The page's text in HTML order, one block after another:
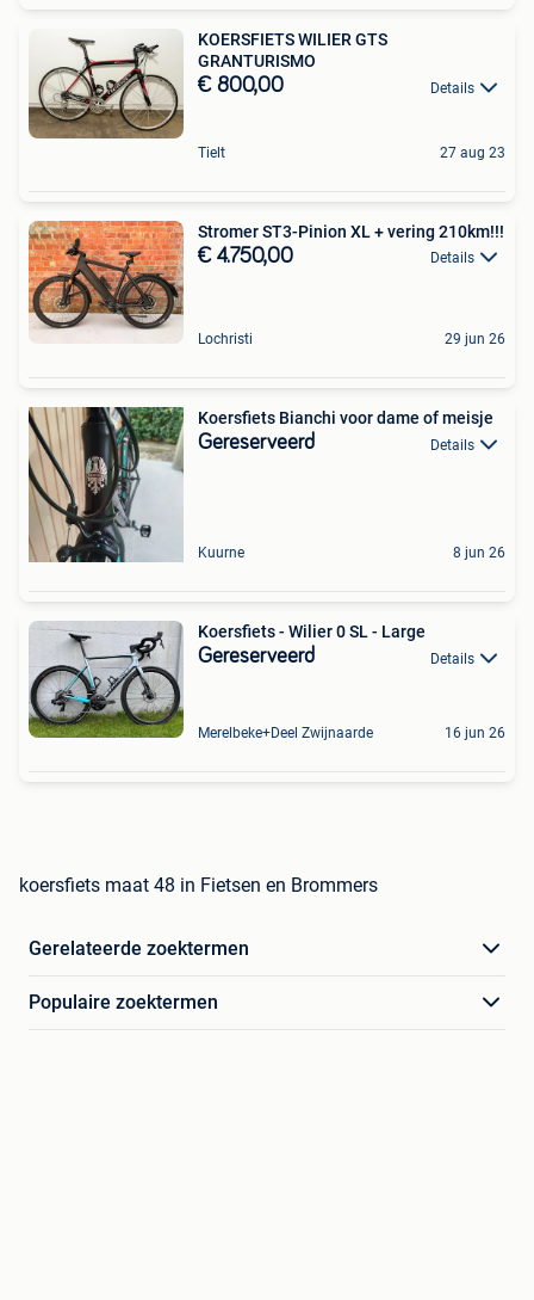
KOERSFIETS WILIER GTS
GRANTURISMO
€ 800,00 Details
Tielt 27 aug 23
Stromer ST3-Pinion XL + vering 210km!!!
€ 4.750,00 Details
Lochristi 29 jun 26
Koersfiets Bianchi voor dame of meisje
Gereserveerd Details
Kuurne 8 jun 26
Koersfiets - Wilier 0 SL - Large
Gereserveerd Details
Merelbeke+Deel Zwijnaarde 16 jun 26
koersfiets maat 48 in Fietsen en Brommers
Gerelateerde zoektermen
Populaire zoektermen